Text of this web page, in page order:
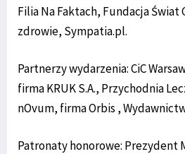
Filia Na Faktach, Fundacja Świat
zdrowie, Sympatia.pl.
Partnerzy wydarzenia: CiC
firma KRUK S.A., Przychodnia
nOvum, firma Orbis ,
Patronaty honorowe: Prezydent